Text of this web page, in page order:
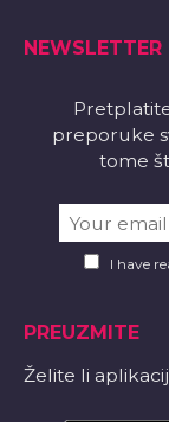
NEWSLETTER
preporuke
tome
I have
PREUZMITE
Želite li